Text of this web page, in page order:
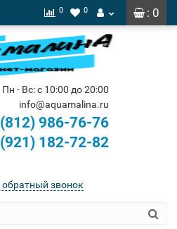
: 0
0 0
Пн - Вс: с 10:00 до 20:00
info@aquamalina.ru
986-76-76
182-72-82
обратный звонок